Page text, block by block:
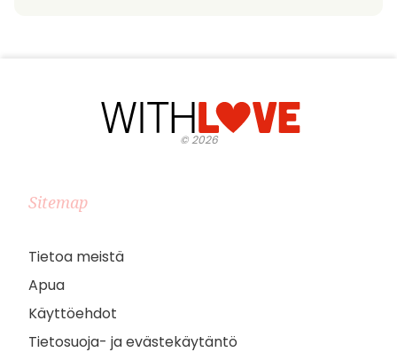
©2026
Sitemap
Tietoa meistä
Apua
Käyttöehdot
Tietosuoja- ja evästekäytäntö